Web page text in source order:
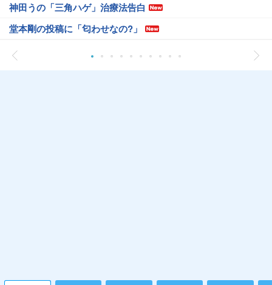
神田うの「三角ハゲ」治療法告白
堂本剛の投稿に「匂わせなの?」